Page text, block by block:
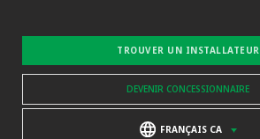
TROUVER UN INSTALLATEUR
DEVENIR CONCESSIONNAIRE
FRANÇAIS CA